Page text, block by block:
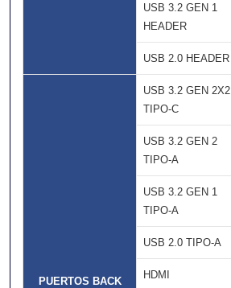
USB 3.2 GEN 1
HEADER
USB 2.0 HEADER
PUERTOS BACK
USB 3.2 GEN 2X2
TIPO-C
USB 3.2 GEN 2
TIPO-A
USB 3.2 GEN 1
TIPO-A
USB 2.0 TIPO-A
HDMI